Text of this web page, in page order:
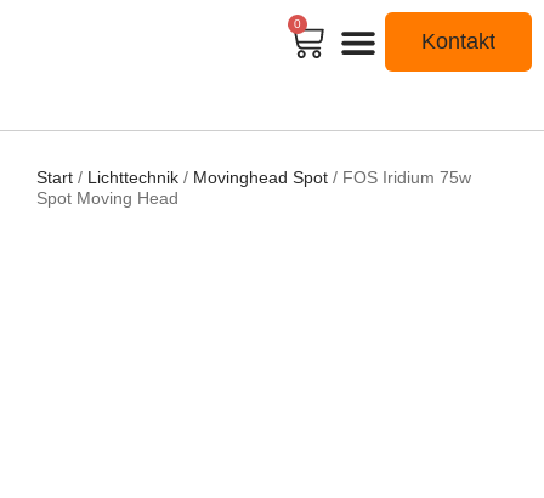
0
Kontakt
Start / Lichttechnik / Movinghead Spot / FOS Iridium 75w
Spot Moving Head